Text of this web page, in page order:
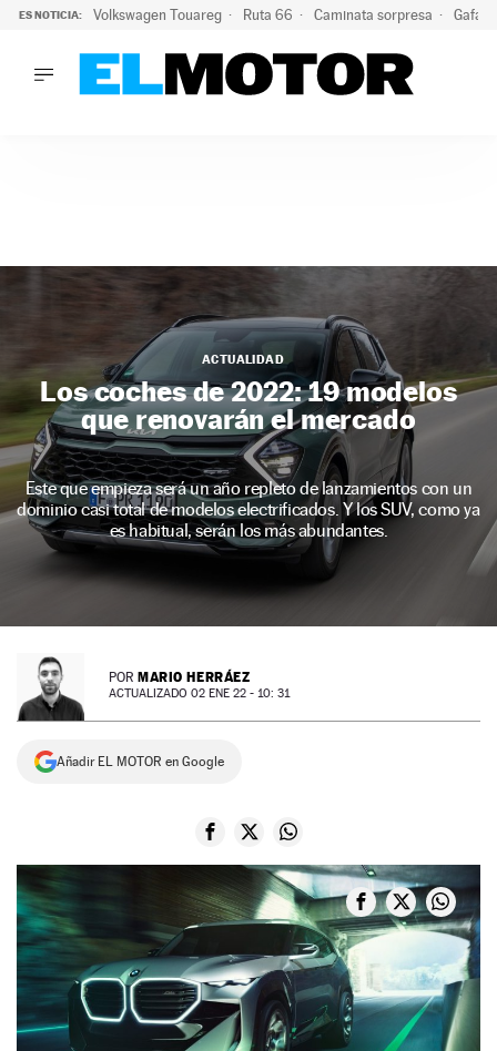
ES NOTICIA: Volkswagen Touareg Ruta 66 Caminata sorpresa Gafas
TECNOLOGÍA
SUPERCOCHES
MOTORTV
PREMIOS
SERVICIOS
NEWSLETTER
ACTUALIDAD
Los coches de 2022: 19 modelos
que renovarán el mercado
Este que empieza será un año repleto de lanzamientos con un
dominio casi total de modelos electrificados. Y los SUV, como ya
es habitual, serán los más abundantes.
POR MARIO HERRÁEZ
ACTUALIZADO 02 ENE 22 - 10: 31
Añadir EL MOTOR en Google